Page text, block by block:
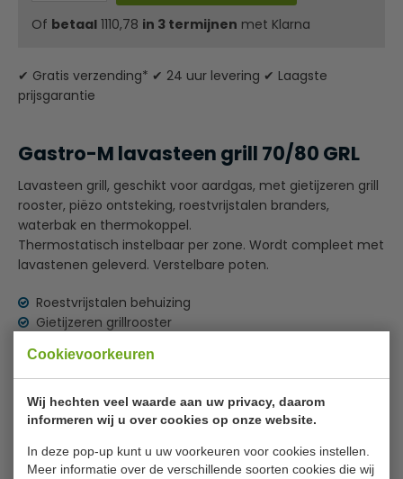
Cookievoorkeuren
Wij hechten veel waarde aan uw privacy, daarom
informeren wij u over cookies op onze website.
In deze pop-up kunt u uw voorkeuren voor cookies instellen.
Meer informatie over de verschillende soorten cookies die wij
Of betaal 1110,78 in 3 termijnen met Klarna
✔ Gratis verzending* ✔ 24 uur levering ✔ Laagste
prijsgarantie
Gastro-M lavasteen grill 70/80 GRL
Lavasteen grill, geschikt voor aardgas, met gietijzeren grill
rooster, piëzo ontsteking, roestvrijstalen branders,
waterbak en thermokoppel.
Thermostatisch instelbaar per zone. Wordt compleet met
lavastenen geleverd. Verstelbare poten.
Roestvrijstalen behuizing
Gietijzeren grillrooster
Thermokoppel
Open onderstel voor potten en pannen
Ook verkrijgbaar in propaan uitvoering
Output 15kW
Specificaties
Art.nr:
GL 931